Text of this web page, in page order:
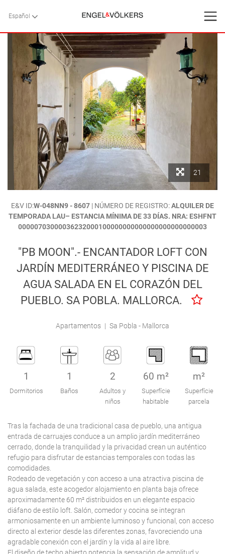
Español
Español
INICIO
VILLAS
VOLVER
VOLVER
VOLVER
SERVICIOS
CONTACTO
Favoritos
Nosotros
Blog
Atención al Cliente
21
LOFT CON JARDÍN MEDITERRÁNEO Y PISCINA DE AGUA SALADA EN EL
CORAZÓN DEL PUEBLO. SA POBLA. MALLORCA.
E&V ID:W-048NN9 - 8607 | NÚMERO DE REGISTRO:ALQUILER DE
TEMPORADA LAU– ESTANCIA MÍNIMA DE 33 DÍAS. NRA: ESHFNT
00000703000036232000100000000000000000000000003
"PB MOON".- ENCANTADOR LOFT CON
JARDÍN MEDITERRÁNEO Y PISCINA DE
AGUA SALADA EN EL CORAZÓN DEL
PUEBLO. SA POBLA. MALLORCA.
Apartamentos | Sa Pobla - Mallorca
1
Dormitorios
1
Baños
2
Adultos y
niños
60 m²
Superfície
habitable
m²
Superfície
parcela
Tras la fachada de una tradicional casa de pueblo, una antigua
entrada de carruajes conduce a un amplio jardín mediterráneo
cerrado, donde la tranquilidad y la privacidad crean un auténtico
refugio para disfrutar de estancias temporales con todas las
comodidades.
Rodeado de vegetación y con acceso a una atractiva piscina de
agua salada, este acogedor alojamiento en planta baja ofrece
aproximadamente 60 m² distribuidos en un elegante espacio
diáfano de estilo loft. Salón, comedor y cocina se integran
armoniosamente en un ambiente luminoso y funcional, con acceso
directo al exterior desde las diferentes zonas, favoreciendo una
agradable conexión con el jardín y la vida al aire libre.